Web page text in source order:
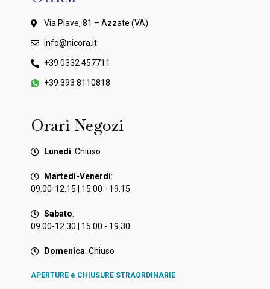
Via Piave, 81 – Azzate (VA)
info@nicora.it
+39 0332 457711
+39 393 8110818
Orari Negozi
Lunedì: Chiuso
Martedì-Venerdì:
09.00-12.15 | 15.00 - 19.15
Sabato:
09.00-12.30 | 15.00 - 19.30
Domenica: Chiuso
APERTURE e CHIUSURE STRAORDINARIE